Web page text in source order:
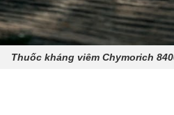
Thuốc kháng viêm Chymorich